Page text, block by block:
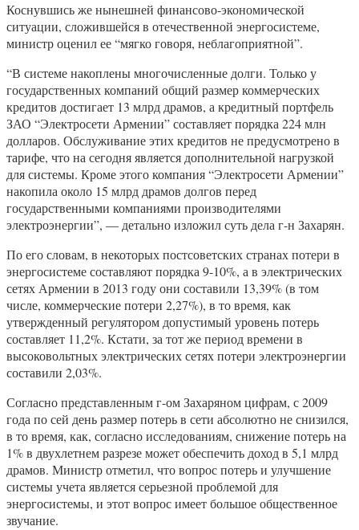
Коснувшись же нынешней финансово-экономической
ситуации, сложившейся в отечественной энергосистеме,
министр оценил ее “мягко говоря, неблагоприятной”.
“В системе накоплены многочисленные долги. Только у
государственных компаний общий размер коммерческих
кредитов достигает 13 млрд драмов, а кредитный портфель
ЗАО “Электросети Армении” составляет порядка 224 млн
долларов. Обслуживание этих кредитов не предусмотрено в
тарифе, что на сегодня является дополнительной нагрузкой
для системы. Кроме этого компания “Электросети Армении”
накопила около 15 млрд драмов долгов перед
государственными компаниями производителями
электроэнергии”, — детально изложил суть дела г-н Захарян.
По его словам, в некоторых постсоветских странах потери в
энергосистеме составляют порядка 9-10%, а в электрических
сетях Армении в 2013 году они составили 13,39% (в том
числе, коммерческие потери 2,27%), в то время, как
утвержденный регулятором допустимый уровень потерь
составляет 11,2%. Кстати, за тот же период времени в
высоковольтных электрических сетях потери электроэнергии
составили 2,03%.
Согласно представленным г-ом Захаряном цифрам, с 2009
года по сей день размер потерь в сети абсолютно не снизился,
в то время, как, согласно исследованиям, снижение потерь на
1% в двухлетнем разрезе может обеспечить доход в 5,1 млрд
драмов. Министр отметил, что вопрос потерь и улучшение
системы учета является серьезной проблемой для
энергосистемы, и этот вопрос имеет большое общественное
звучание.